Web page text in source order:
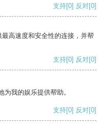
支持[0] 反对[0]
高速度和安全性的连接，并帮
支持[0] 反对[0]
我的娱乐提供帮助。
支持[0] 反对[0]